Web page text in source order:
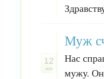
12
ноя
Муж
Нас
мужу. Он